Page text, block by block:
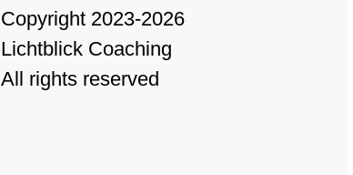
Copyright 2023-2026
Lichtblick Coaching
All rights reserved